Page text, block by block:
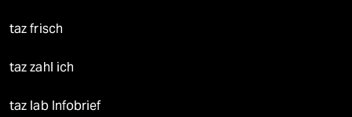
taz frisch
taz zahl ich
taz lab Infobrief